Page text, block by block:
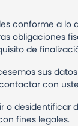
conforme a
obligaciones
de
sus
con
o
fines legales.